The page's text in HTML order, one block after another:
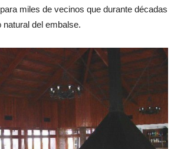
miles de vecinos que durante décadas
natural del embalse.